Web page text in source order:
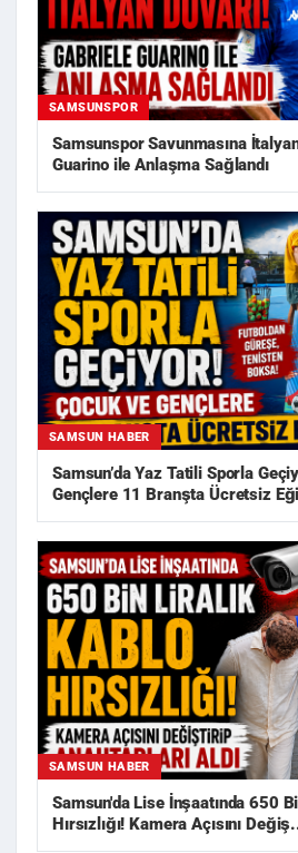
SAMSUNSPOR
Samsunspor Savunmasına
Guarino ile Anlaşma Sağlandı
SAMSUN HABER
Samsun’da Yaz Tatili Sporla
Gençlere 11 Branşta Ücretsiz
SAMSUN HABER
Samsun'da Lise İnşaatında 650
Hırsızlığı! Kamera Açısını